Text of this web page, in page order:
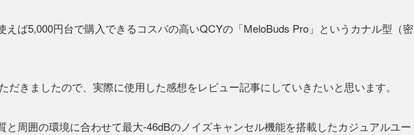
えば5,000円台で購入できるコスパの高いQCYの「MeloBuds Pro」というカナル型（密
だきましたので、実際に使用した感想をレビュー記事にしていきたいと思います。
と周囲の環境に合わせて最大-46dBのノイズキャンセル機能を搭載したカジュアルユー